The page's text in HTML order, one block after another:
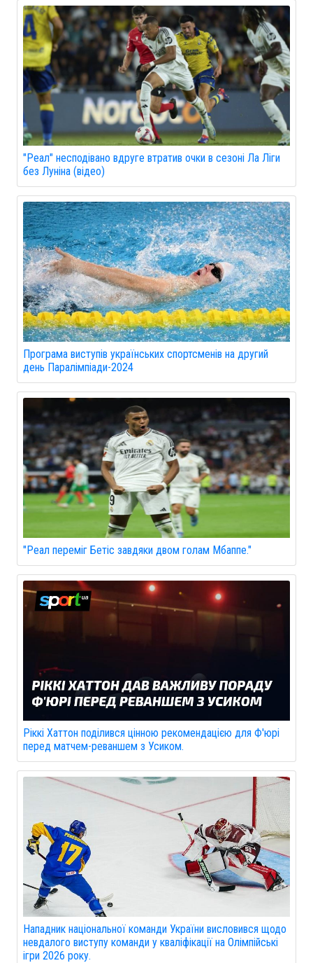
"Реал" несподівано вдруге втратив очки в сезоні Ла Ліги
без Луніна (відео)
Програма виступів українських спортсменів на другий
день Паралімпіади-2024
"Реал переміг Бетіс завдяки двом голам Мбаппе."
Ріккі Хаттон поділився цінною рекомендацією для Ф'юрі
перед матчем-реваншем з Усиком.
Нападник національної команди України висловився щодо
невдалого виступу команди у кваліфікації на Олімпійські
ігри 2026 року.